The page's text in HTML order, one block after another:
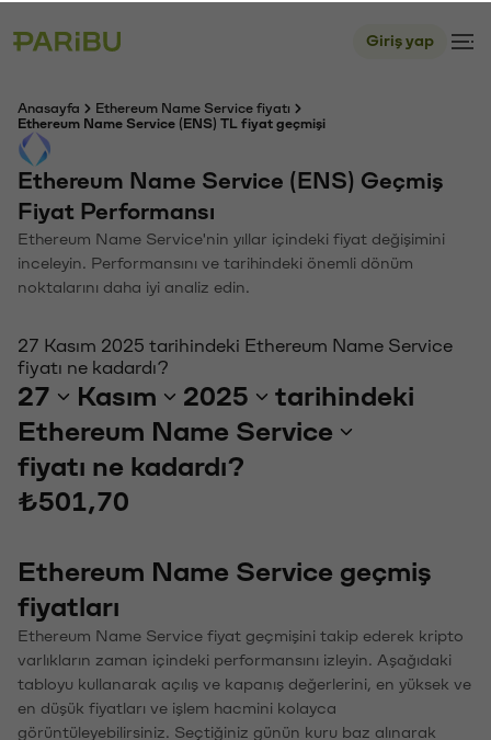
Giriş yap
Anasayfa
Ethereum Name Service fiyatı
Ethereum Name Service (ENS) TL fiyat geçmişi
Ethereum Name Service (ENS) Geçmiş
Fiyat Performansı
Ethereum Name Service'nin yıllar içindeki fiyat değişimini
inceleyin. Performansını ve tarihindeki önemli dönüm
noktalarını daha iyi analiz edin.
27 Kasım 2025 tarihindeki Ethereum Name Service
fiyatı ne kadardı?
27 Kasım 2025
tarihindeki
Ethereum Name Service
fiyatı ne kadardı?
₺501,70
Ethereum Name Service geçmiş
fiyatları
Ethereum Name Service fiyat geçmişini takip ederek kripto
varlıkların zaman içindeki performansını izleyin. Aşağıdaki
tabloyu kullanarak açılış ve kapanış değerlerini, en yüksek ve
en düşük fiyatları ve işlem hacmini kolayca
görüntüleyebilirsiniz. Seçtiğiniz günün kuru baz alınarak